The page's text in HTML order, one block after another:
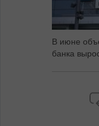
В июне
банка